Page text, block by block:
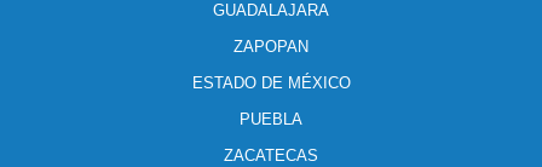
GUADALAJARA
ZAPOPAN
ESTADO DE MÉXICO
PUEBLA
ZACATECAS